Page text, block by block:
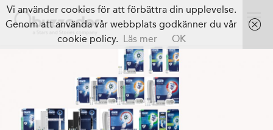
Vi använder cookies för att förbättra din upplevelse.
Genom att använda vår webbplats godkänner du vår
cookie policy. Läs mer OK